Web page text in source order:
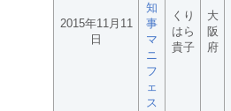
2015年11月11
日
知
事
マ
ニ
フ
ェ
ス
くり
はら
貴子
大
阪
府